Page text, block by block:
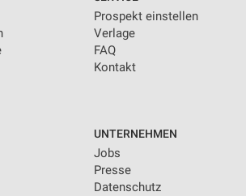
Prospekt einstellen
Verlage
FAQ
Kontakt
UNTERNEHMEN
Jobs
Presse
Datenschutz